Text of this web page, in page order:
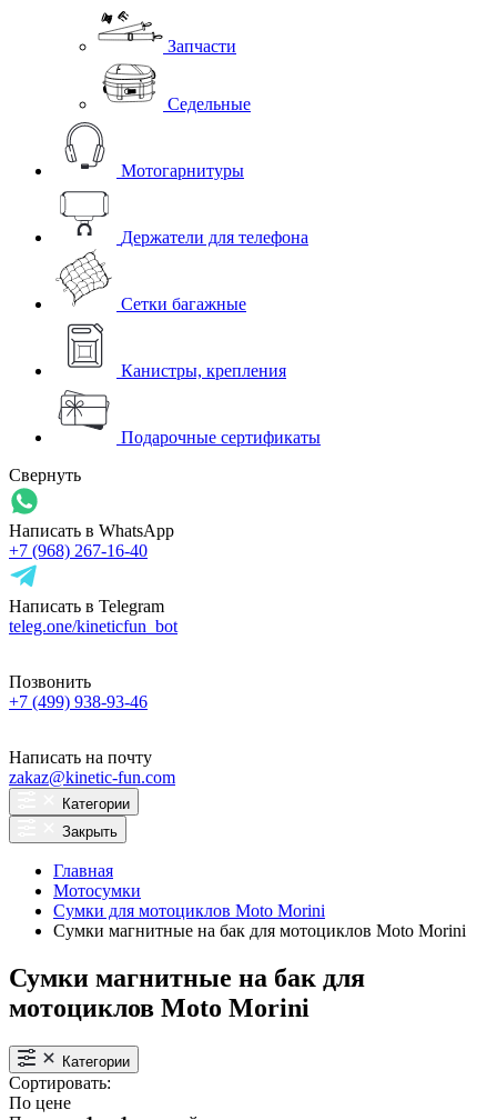
Запчасти
Седельные
Мотогарнитуры
Держатели для телефона
Сетки багажные
Канистры, крепления
Подарочные сертификаты
Свернуть
Написать в WhatsApp
+7 (968) 267-16-40
Написать в Telegram
teleg.one/kineticfun_bot
Позвонить
+7 (499) 938-93-46
Написать на почту
zakaz@kinetic-fun.com
Категории
Закрыть
Главная
Мотосумки
Сумки для мотоциклов Moto Morini
Сумки магнитные на бак для мотоциклов Moto Morini
Сумки магнитные на бак для
мотоциклов Moto Morini
Категории
Сортировать:
По цене